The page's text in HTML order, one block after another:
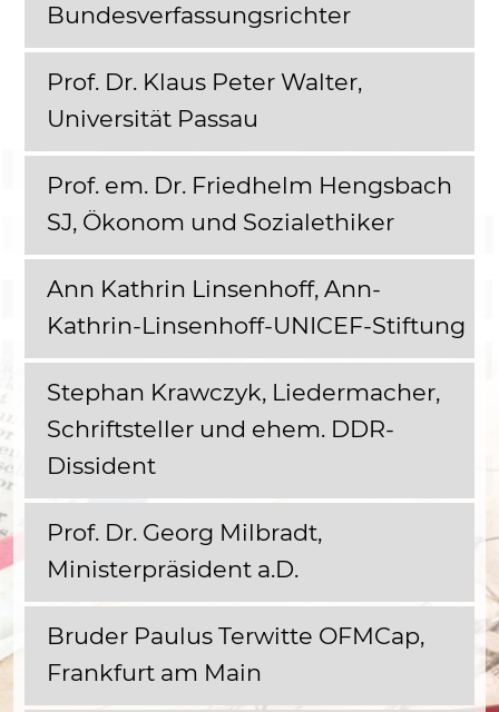
Bundesverfassungsrichter
Prof. Dr. Klaus Peter Walter,
Universität Passau
Prof. em. Dr. Friedhelm Hengsbach
SJ, Ökonom und Sozialethiker
Ann Kathrin Linsenhoff, Ann-
Kathrin-Linsenhoff-UNICEF-Stiftung
Stephan Krawczyk, Liedermacher,
Schriftsteller und ehem. DDR-
Dissident
Prof. Dr. Georg Milbradt,
Ministerpräsident a.D.
Bruder Paulus Terwitte OFMCap,
Frankfurt am Main